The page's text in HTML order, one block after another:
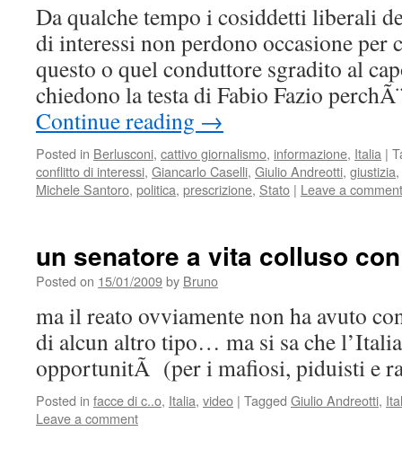
Da qualche tempo i cosiddetti liberali
di interessi non perdono occasione per
questo o quel conduttore sgradito al
chiedono la testa di Fabio Fazio
Continue reading →
Posted in Berlusconi, cattivo giornalismo, informazione, Italia |
conflitto di interessi, Giancarlo Caselli, Giulio Andreotti, giustizia,
Michele Santoro, politica, prescrizione, Stato | Leave a comment
un senatore a vita colluso
Posted on 15/01/2009by Bruno
ma il reato ovviamente non ha avuto
di alcun altro tipo… ma si sa che
opportunitÃ (per i mafiosi, piduisti e
Posted in facce di c..o, Italia, video | Tagged Giulio Andreotti,
Leave a comment